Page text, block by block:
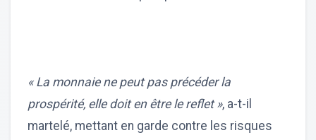
« La monnaie ne peut pas précéder la
prospérité, elle doit en être le reflet », a-t-il
martelé, mettant en garde contre les risques